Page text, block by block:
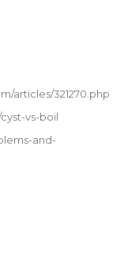
articles/321270.php
vs-boil
and-